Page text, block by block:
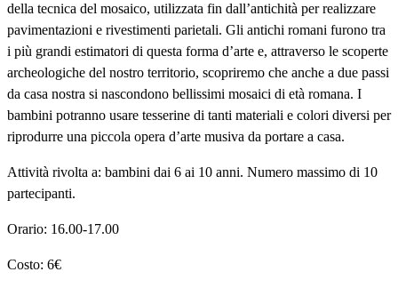
della tecnica del mosaico, utilizzata fin dall’antichità per realizzare
pavimentazioni e rivestimenti parietali. Gli antichi romani furono tra
i più grandi estimatori di questa forma d’arte e, attraverso le scoperte
archeologiche del nostro territorio, scopriremo che anche a due passi
da casa nostra si nascondono bellissimi mosaici di età romana. I
bambini potranno usare tesserine di tanti materiali e colori diversi per
riprodurre una piccola opera d’arte musiva da portare a casa.
Attività rivolta a: bambini dai 6 ai 10 anni. Numero massimo di 10
partecipanti.
Orario: 16.00-17.00
Costo: 6€